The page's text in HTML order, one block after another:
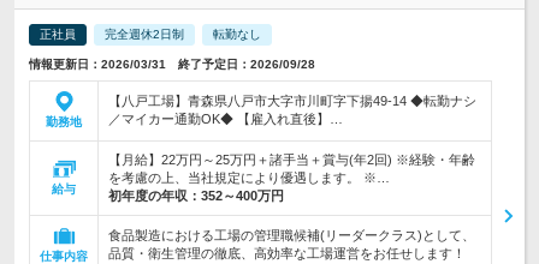
正社員 完全週休2日制 転勤なし
情報更新日：2026/03/31 終了予定日：2026/09/28
勤務地
【八戸工場】青森県八戸市大字市川町字下揚49-14 ◆転勤ナシ
／マイカー通勤OK◆ 【雇入れ直後】…
給与
【月給】22万円～25万円＋諸手当＋賞与(年2回) ※経験・年齢
を考慮の上、当社規定により優遇します。 ※…
初年度の年収： 352～400万円
仕事内容
食品製造における工場の管理職候補(リーダークラス)として、
品質・衛生管理の徹底、高効率な工場運営をお任せします！